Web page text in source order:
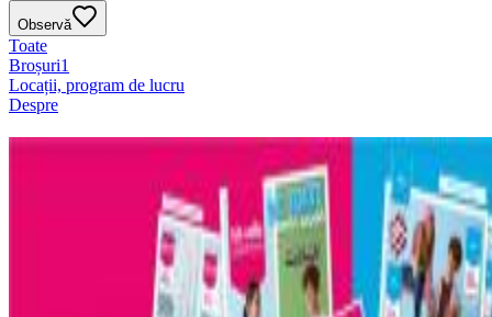
Observă
Toate
Broșuri1
Locații, program de lucru
Despre